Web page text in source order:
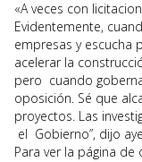
«A veces con
Evidentemente,
empresas y escucha
acelerar la
pero cuando
oposición. Sé que
proyectos. Las
el Gobierno”, dijo
Para ver la página de